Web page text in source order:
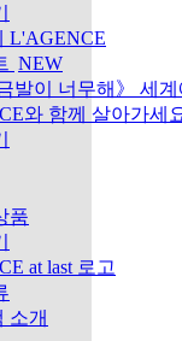
L'AGENCE
NEW
발이 너무해》 세계
와 함께 살아가세
품
at last 로고
소개